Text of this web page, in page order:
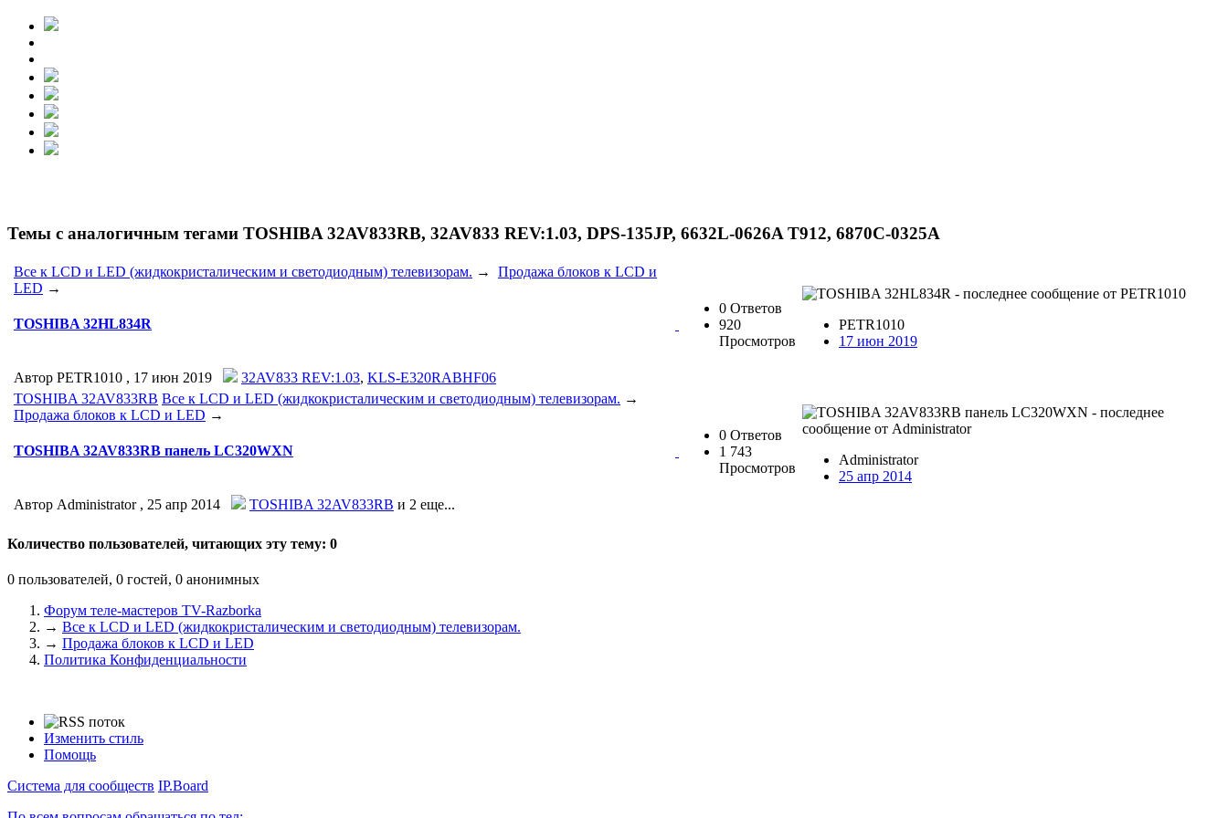
Темы с аналогичным тегами TOSHIBA 32AV833RB, 32AV833 REV:1.03, DPS-135JP, 6632L-0626A T912, 6870C-0325A
Все к LCD и LED (жидкокристалическим и светодиодным) телевизорам. →
Продажа блоков к LCD и
LED →
TOSHIBA 32HL834R
Автор PETR1010 , 17 июн 2019 32AV833 REV:1.03, KLS-E320RABHF06
0 Ответов
920
Просмотров
PETR1010
17 июн 2019
TOSHIBA 32AV833RB Все к LCD и LED (жидкокристалическим и светодиодным) телевизорам. →
Продажа блоков к LCD и LED →
TOSHIBA 32AV833RB панель LC320WXN
Автор Administrator , 25 апр 2014 TOSHIBA 32AV833RB и 2 еще...
0 Ответов
1 743
Просмотров
Administrator
25 апр 2014
Количество пользователей, читающих эту тему: 0
0 пользователей, 0 гостей, 0 анонимных
Форум теле-мастеров TV-Razborka
→ Все к LCD и LED (жидкокристалическим и светодиодным) телевизорам.
→ Продажа блоков к LCD и LED
Политика Конфиденциальности
Изменить стиль
Помощь
Система для сообществ IP.Board